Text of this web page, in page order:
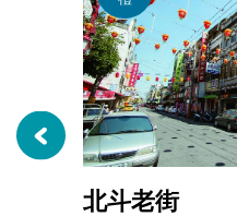
北斗老街